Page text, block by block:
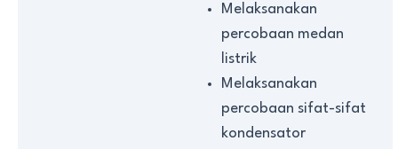
Melaksanakan
percobaan medan
listrik
Melaksanakan
percobaan sifat-sifat
kondensator